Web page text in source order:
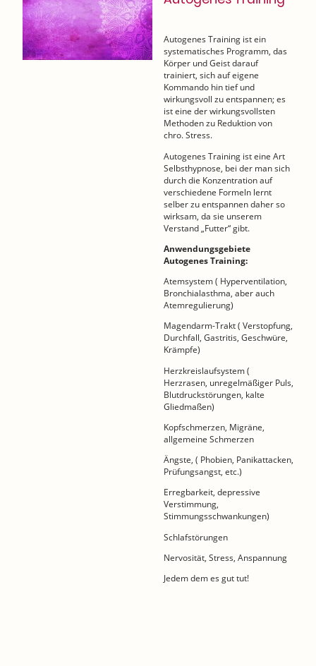
Autogenes Training ist ein
systematisches Programm, das
Körper und Geist darauf
trainiert, sich auf eigene
Kommando hin tief und
wirkungsvoll zu entspannen; es
ist eine der wirkungsvollsten
Methoden zu Reduktion von
chro. Stress.
Autogenes Training ist eine Art
Selbsthypnose, bei der man sich
durch die Konzentration auf
verschiedene Formeln lernt
selber zu entspannen daher so
wirksam, da sie unserem
Verstand „Futter“ gibt.
Anwendungsgebiete
Autogenes Training:
Atemsystem ( Hyperventilation,
Bronchialasthma, aber auch
Atemregulierung)
Magendarm-Trakt ( Verstopfung,
Durchfall, Gastritis, Geschwüre,
Krämpfe)
Herzkreislaufsystem (
Herzrasen, unregelmäßiger Puls,
Blutdruckstörungen, kalte
Gliedmaßen)
Kopfschmerzen, Migräne,
allgemeine Schmerzen
Ängste, ( Phobien, Panikattacken,
Prüfungsangst, etc.)
Erregbarkeit, depressive
Verstimmung,
Stimmungsschwankungen)
Schlafstörungen
Nervosität, Stress, Anspannung
Jedem dem es gut tut!